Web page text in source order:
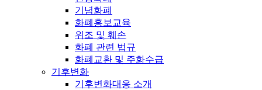
기념화폐
화폐홍보교육
위조 및 훼손
화폐 관련 법규
화폐교환 및 주화수급
기후변화
기후변화대응 소개